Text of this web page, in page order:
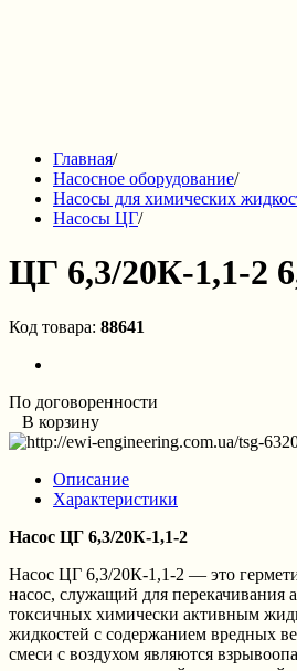
Главная/
Насосное оборудование/
Насосы для химических
Насосы ЦГ/
ЦГ 6,3/20К-1,1-2
Код товара: 88641
По договоренности
В корзину
Описание
Характеристики
Насос ЦГ 6,3/20К-1,1-2
Насос ЦГ 6,3/20К-1,1-2 — это
насос, служащий для перекачивания
токсичных химически активным
жидкостей с содержанием вредных
смеси с воздухом являются